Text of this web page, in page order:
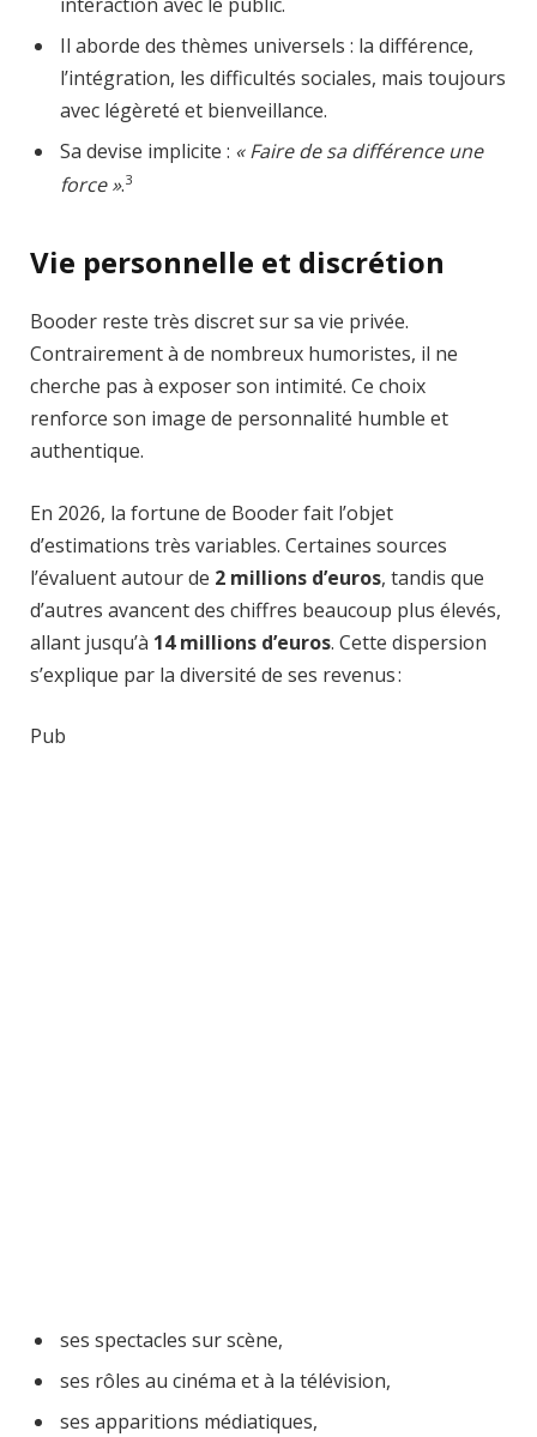
Il aborde des thèmes universels : la différence,
l’intégration, les difficultés sociales, mais toujours
avec légèreté et bienveillance.
Sa devise implicite : « Faire de sa différence une
force ».3
Vie personnelle et discrétion
Booder reste très discret sur sa vie privée.
Contrairement à de nombreux humoristes, il ne
cherche pas à exposer son intimité. Ce choix
renforce son image de personnalité humble et
authentique.
En 2026, la fortune de Booder fait l’objet
d’estimations très variables. Certaines sources
l’évaluent autour de 2 millions d’euros, tandis que
d’autres avancent des chiffres beaucoup plus élevés,
allant jusqu’à 14 millions d’euros. Cette dispersion
s’explique par la diversité de ses revenus :
Pub
ses spectacles sur scène,
ses rôles au cinéma et à la télévision,
ses apparitions médiatiques,